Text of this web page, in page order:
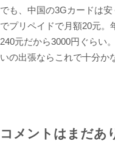
でも、中国の3Gカードは
でプリペイドで月額20元。
240元だから3000円ぐらい
いの出張ならこれで十分か
コメントはまだあ